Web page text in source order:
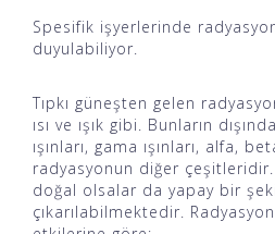
Spesifik işyerlerinde
duyulabiliyor.
Tıpkı güneşten gelen
ısı ve ışık gibi. Bunların
ışınları, gama ışınları, alfa,
radyasyonun diğer
doğal olsalar da yapay bir
çıkarılabilmektedir.